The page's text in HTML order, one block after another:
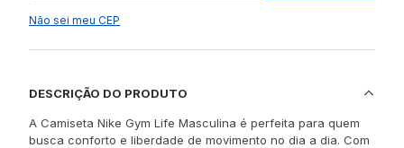
Não sei meu CEP
DESCRIÇÃO DO PRODUTO
A Camiseta Nike Gym Life Masculina é perfeita para quem
busca conforto e liberdade de movimento no dia a dia. Com